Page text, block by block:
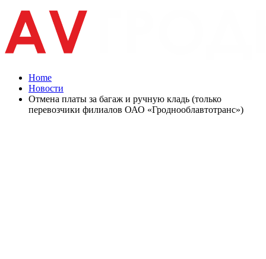
Home
Новости
Отмена платы за багаж и ручную кладь (только
перевозчики филиалов ОАО «Гроднооблавтотранс»)